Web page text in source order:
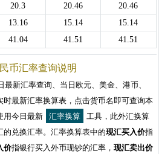
20.3 20.46 20.46
13.16 15.14 15.14
41.04 41.51 41.51
币汇率查询说明
新汇率查询、当日欧元、美金、港币、
最新汇率换算表，点击货币名即可查询本
用今日最新 汇率换算 工具，此外汇换算
兑换汇率。汇率换算表中的现汇买入价指
价指银行买入外币现钞的汇率， 现汇卖出价